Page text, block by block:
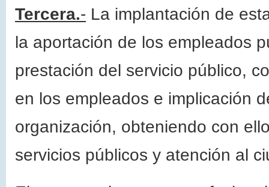
Tercera.- La implantación de
la aportación de los empleados
prestación del servicio público,
en los empleados e implicación
organización, obteniendo con
servicios públicos y atención al